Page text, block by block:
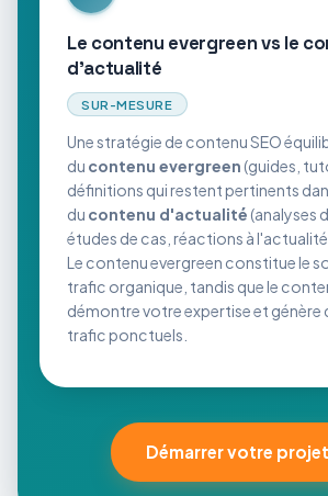
Le contenu evergreen vs le
d'actualité
SUR-MESURE
Une stratégie de contenu SEO
du contenu evergreen (guides,
définitions qui restent pertinents
du contenu d'actualité (analyses
études de cas, réactions à l'actualité
Le contenu evergreen constitue le
trafic organique, tandis que le
démontre votre expertise et génère
trafic ponctuels.
Démarrer votre projet